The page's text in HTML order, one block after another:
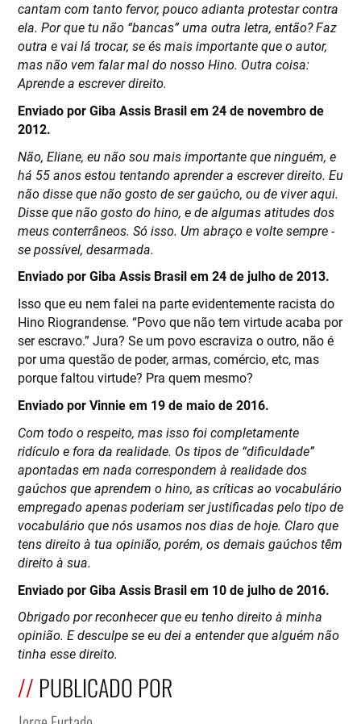
cantam com tanto fervor, pouco adianta protestar contra
ela. Por que tu não “bancas” uma outra letra, então? Faz
outra e vai lá trocar, se és mais importante que o autor,
mas não vem falar mal do nosso Hino. Outra coisa:
Aprende a escrever direito.
Enviado por Giba Assis Brasil em 24 de novembro de
2012.
Não, Eliane, eu não sou mais importante que ninguém, e
há 55 anos estou tentando aprender a escrever direito. Eu
não disse que não gosto de ser gaúcho, ou de viver aqui.
Disse que não gosto do hino, e de algumas atitudes dos
meus conterrâneos. Só isso. Um abraço e volte sempre -
se possível, desarmada.
Enviado por Giba Assis Brasil em 24 de julho de 2013.
Isso que eu nem falei na parte evidentemente racista do
Hino Riograndense. “Povo que não tem virtude acaba por
ser escravo.” Jura? Se um povo escraviza o outro, não é
por uma questão de poder, armas, comércio, etc, mas
porque faltou virtude? Pra quem mesmo?
Enviado por Vinnie em 19 de maio de 2016.
Com todo o respeito, mas isso foi completamente
ridículo e fora da realidade. Os tipos de “dificuldade”
apontadas em nada correspondem à realidade dos
gaúchos que aprendem o hino, as críticas ao vocabulário
empregado apenas poderiam ser justificadas pelo tipo de
vocabulário que nós usamos nos dias de hoje. Claro que
tens direito à tua opinião, porém, os demais gaúchos têm
direito à sua.
Enviado por Giba Assis Brasil em 10 de julho de 2016.
Obrigado por reconhecer que eu tenho direito à minha
opinião. E desculpe se eu dei a entender que alguém não
tinha esse direito.
PUBLICADO POR